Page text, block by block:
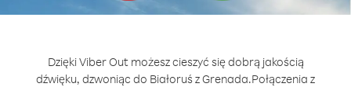
Dzięki Viber Out możesz cieszyć się dobrą jakością
dźwięku, dzwoniąc do Białoruś z Grenada.Połączenia z